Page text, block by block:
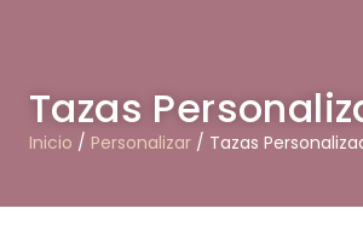
Tazas
Inicio / Personalizar / Tazas